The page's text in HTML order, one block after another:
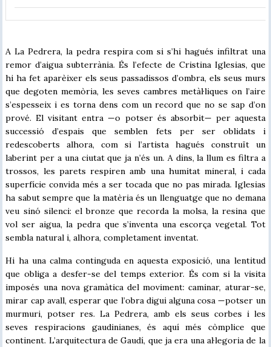
A La Pedrera, la pedra respira com si s’hi hagués infiltrat una
remor d’aigua subterrània. És l’efecte de Cristina Iglesias, que
hi ha fet aparèixer els seus passadissos d’ombra, els seus murs
que degoten memòria, les seves cambres metàl·liques on l’aire
s’espesseix i es torna dens com un record que no se sap d’on
prové. El visitant entra —o potser és absorbit— per aquesta
successió d’espais que semblen fets per ser oblidats i
redescoberts alhora, com si l’artista hagués construït un
laberint per a una ciutat que ja n’és un. A dins, la llum es filtra a
trossos, les parets respiren amb una humitat mineral, i cada
superfície convida més a ser tocada que no pas mirada. Iglesias
ha sabut sempre que la matèria és un llenguatge que no demana
veu sinó silenci: el bronze que recorda la molsa, la resina que
vol ser aigua, la pedra que s’inventa una escorça vegetal. Tot
sembla natural i, alhora, completament inventat.
Hi ha una calma continguda en aquesta exposició, una lentitud
que obliga a desfer-se del temps exterior. És com si la visita
imposés una nova gramàtica del moviment: caminar, aturar-se,
mirar cap avall, esperar que l’obra digui alguna cosa —potser un
murmuri, potser res. La Pedrera, amb els seus corbes i les
seves respiracions gaudinianes, és aquí més còmplice que
continent. L’arquitectura de Gaudí, que ja era una al·legoria de la